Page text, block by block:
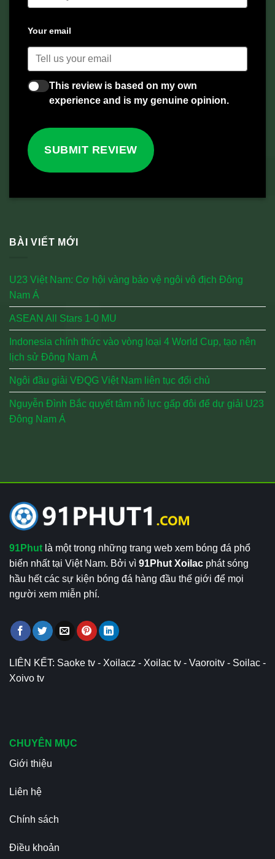
Your email
This review is based on my own
experience and is my genuine opinion.
SUBMIT REVIEW
BÀI VIẾT MỚI
U23 Việt Nam: Cơ hội vàng bảo vệ ngôi vô địch Đông
Nam Á
ASEAN All Stars 1-0 MU
Indonesia chính thức vào vòng loại 4 World Cup, tạo nên
lịch sử Đông Nam Á
Ngôi đầu giải VĐQG Việt Nam liên tục đổi chủ
Nguyễn Đình Bắc quyết tâm nỗ lực gấp đôi để dự giải U23
Đông Nam Á
91Phut là một trong những trang web xem bóng đá phổ
biến nhất tại Việt Nam. Bởi vì 91Phut Xoilac phát sóng
hầu hết các sự kiện bóng đá hàng đầu thế giới để mọi
người xem miễn phí.
LIÊN KẾT: Saoke tv - Xoilacz - Xoilac tv - Vaoroitv - Soilac -
Xoivo tv
CHUYÊN MỤC
Giới thiệu
Liên hệ
Chính sách
Điều khoản